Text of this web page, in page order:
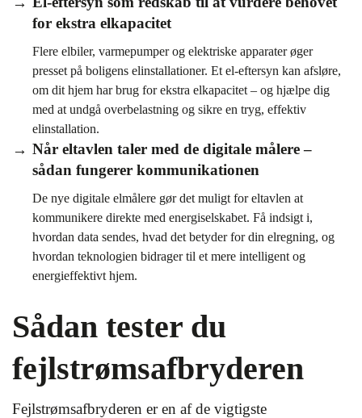
for ekstra elkapacitet
Flere elbiler, varmepumper og elektriske apparater øger
presset på boligens elinstallationer. Et el-eftersyn kan afsløre,
om dit hjem har brug for ekstra elkapacitet – og hjælpe dig
med at undgå overbelastning og sikre en tryg, effektiv
elinstallation.
Når eltavlen taler med de digitale målere –
sådan fungerer kommunikationen
De nye digitale elmålere gør det muligt for eltavlen at
kommunikere direkte med energiselskabet. Få indsigt i,
hvordan data sendes, hvad det betyder for din elregning, og
hvordan teknologien bidrager til et mere intelligent og
energieffektivt hjem.
Sådan tester du
fejlstrømsafbryderen
Fejlstrømsafbryderen er en af de vigtigste